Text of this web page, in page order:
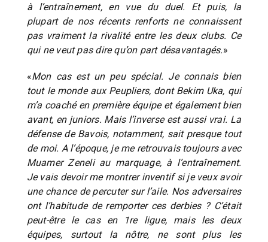
à l’entraînement, en vue du duel. Et puis, la
plupart de nos récents renforts ne connaissent
pas vraiment la rivalité entre les deux clubs. Ce
qui ne veut pas dire qu’on part désavantagés.»
«Mon cas est un peu spécial. Je connais bien
tout le monde aux Peupliers, dont Bekim Uka, qui
m’a coaché en première équipe et également bien
avant, en juniors. Mais l’inverse est aussi vrai. La
défense de Bavois, notamment, sait presque tout
de moi. A l’époque, je me retrouvais toujours avec
Muamer Zeneli au marquage, à l’entraînement.
Je vais devoir me montrer inventif si je veux avoir
une chance de percuter sur l’aile. Nos adversaires
ont l’habitude de remporter ces derbies ? C’était
peut-être le cas en 1re ligue, mais les deux
équipes, surtout la nôtre, ne sont plus les